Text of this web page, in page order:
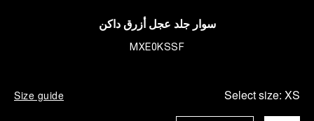
سوار جلد عجل أزرق داكن
MXE0KSSF
Select size: XS
Size guide